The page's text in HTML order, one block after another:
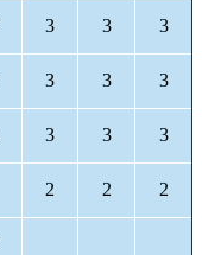
3 3 3
3 3 3
3 3 3
2 2 2